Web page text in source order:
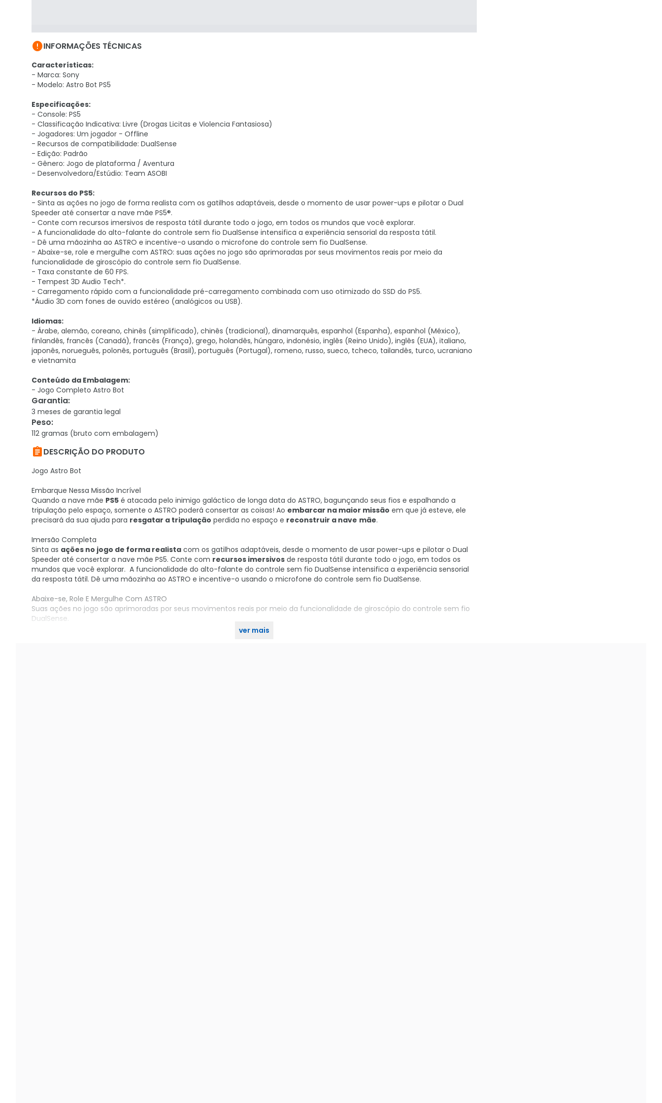
INFORMAÇÕES TÉCNICAS
Características:
- Marca: Sony
- Modelo: Astro Bot PS5
Especificações:
- Console: PS5
- Classificação Indicativa: Livre (Drogas Licitas e Violencia Fantasiosa)
- Jogadores: Um jogador - Offline
- Recursos de compatibilidade: DualSense
- Edição: Padrão
- Gênero: Jogo de plataforma / Aventura
- Desenvolvedora/Estúdio: Team ASOBI
Recursos do PS5:
- Sinta as ações no jogo de forma realista com os gatilhos adaptáveis, desde o momento de usar power-ups e pilotar o Dual
Speeder até consertar a nave mãe PS5®.
- Conte com recursos imersivos de resposta tátil durante todo o jogo, em todos os mundos que você explorar.
- A funcionalidade do alto-falante do controle sem fio DualSense intensifica a experiência sensorial da resposta tátil.
- Dê uma mãozinha ao ASTRO e incentive-o usando o microfone do controle sem fio DualSense.
- Abaixe-se, role e mergulhe com ASTRO: suas ações no jogo são aprimoradas por seus movimentos reais por meio da
funcionalidade de giroscópio do controle sem fio DualSense.
- Taxa constante de 60 FPS.
- Tempest 3D Audio Tech*.
- Carregamento rápido com a funcionalidade pré-carregamento combinada com uso otimizado do SSD do PS5.
*Áudio 3D com fones de ouvido estéreo (analógicos ou USB).
Idiomas:
- Árabe, alemão, coreano, chinês (simplificado), chinês (tradicional), dinamarquês, espanhol (Espanha), espanhol (México),
finlandês, francês (Canadá), francês (França), grego, holandês, húngaro, indonésio, inglês (Reino Unido), inglês (EUA), italiano,
japonês, norueguês, polonês, português (Brasil), português (Portugal), romeno, russo, sueco, tcheco, tailandês, turco, ucraniano
e vietnamita
Conteúdo da Embalagem:
- Jogo Completo Astro Bot
Garantia:
3 meses de garantia legal
Peso:
112 gramas (bruto com embalagem)
DESCRIÇÃO DO PRODUTO
Jogo Astro Bot
Embarque Nessa Missão Incrível
Quando a nave mãe PS5 é atacada pelo inimigo galáctico de longa data do ASTRO, bagunçando seus fios e espalhando a
tripulação pelo espaço, somente o ASTRO poderá consertar as coisas! Ao embarcar na maior missão em que já esteve, ele
precisará da sua ajuda para resgatar a tripulação perdida no espaço e reconstruir a nave mãe.
Imersão Completa
Sinta as ações no jogo de forma realista com os gatilhos adaptáveis, desde o momento de usar power-ups e pilotar o Dual
Speeder até consertar a nave mãe PS5. Conte com recursos imersivos de resposta tátil durante todo o jogo, em todos os
mundos que você explorar. A funcionalidade do alto-falante do controle sem fio DualSense intensifica a experiência sensorial
da resposta tátil. Dê uma mãozinha ao ASTRO e incentive-o usando o microfone do controle sem fio DualSense.
Abaixe-se, Role E Mergulhe Com ASTRO
Suas ações no jogo são aprimoradas por seus movimentos reais por meio da funcionalidade de giroscópio do controle sem fio
DualSense.
ver mais